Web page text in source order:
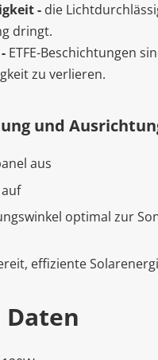
- die
dringt.
ETFE-Beschichtungen
zu verlieren.
und
aus
optimal zur
effiziente
Daten